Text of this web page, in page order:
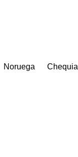
Noruega Chequia